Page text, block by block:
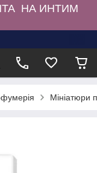
НА ИНТИМ
Мініатюри